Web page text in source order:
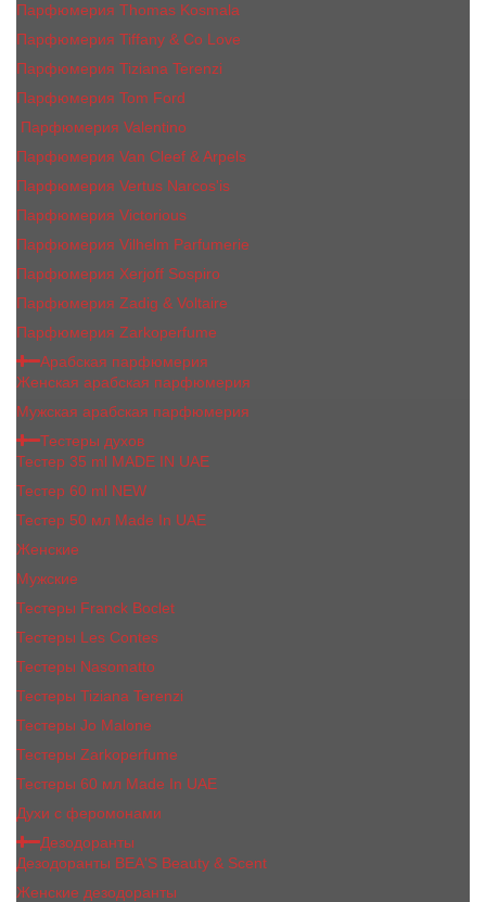
Парфюмерия Thomas Kosmala
Парфюмерия Tiffany & Co Love
Парфюмерия Tiziana Terenzi
Парфюмерия Tom Ford
Парфюмерия Valentino
Парфюмерия Van Cleef & Arpels
Парфюмерия Vertus Narcos'is
Парфюмерия Victorious
Парфюмерия Vilhelm Parfumerie
Парфюмерия Xerjoff Sospiro
Парфюмерия Zadig & Voltaire
Парфюмерия Zarkoperfume
Арабская парфюмерия
Женская арабская парфюмерия
Мужская арабская парфюмерия
Тестеры духов
Тестер 35 ml MADE IN UAE
Тестер 60 ml NEW
Тестер 50 мл Made In UAE
Женские
Мужские
Тестеры Franck Boclet
Тестеры Les Contes
Тестеры Nasomatto
Тестеры Tiziana Terenzi
Тестеры Jо Malоnе
Тестеры Zarkoperfume
Тестеры 60 мл Made In UAE
Духи с феромонами
Дезодоранты
Дезодоранты BEA'S Beauty & Scent
Женские дезодоранты